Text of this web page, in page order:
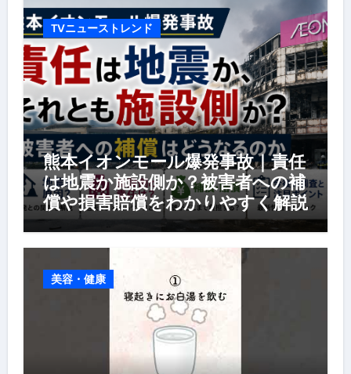
TVニューストレンド
熊本イオンモール爆発事故｜責任
は地震か施設側か？被害者への補
償や損害賠償をわかりやすく解説
美容・健康